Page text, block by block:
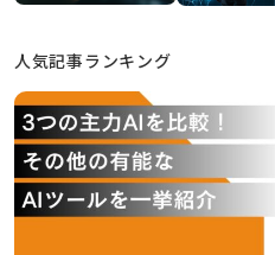
人気記事ランキング